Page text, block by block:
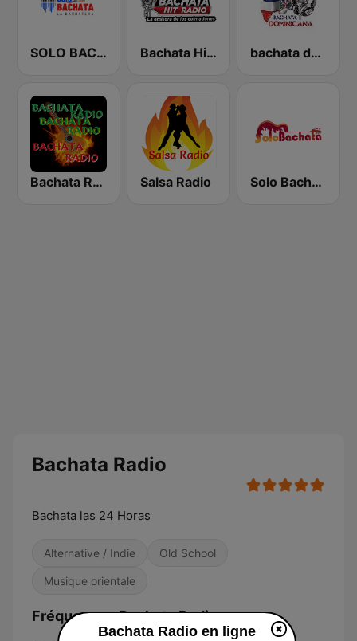
SOLO BACHATA Bachata Hit Radio bachata dominicana
Bachata Radio RD Salsa Radio Solo Bachata
Bachata Radio
Bachata las 24 Horas
Alternative / Indie Old School
Musique orientale
Fréquences Bachata Radio:
Bachata Radio en ligne